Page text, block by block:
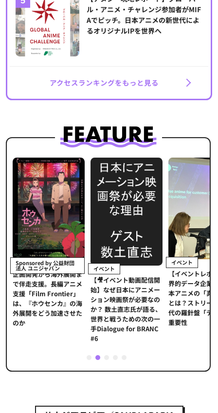
ル・アニメ・チャレンジ参加者がMIF
Aでピッチ。日本アニメの新世代によ
るオリジナルIPを世界へ
アクセスランキングをもっと見る
Sponsored by 公益財団
法人 ユニジャパン
企画開発から海外展開ま
で伴走支援。長編アニメ
支援「Film Frontier」
は、『ホウセンカ』の海
外展開をどう加速させた
のか
イベント
【🎥イベント動画配信開
始】なぜ日本にアニメー
ション映画祭が必要なの
か？ 数土直志氏が語る、
世界と戦うための次の一
手Dialogue for BRANC
#6
イベント
【イベントレポ
界的データ企業
本アニメの「真
とは？ストリー
代の羅針盤「デ
重要性
2